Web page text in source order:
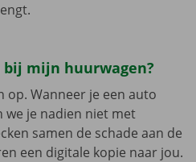
mijn huurwagen?
op. Wanneer je een auto
we je nadien niet met
samen de schade aan de
een digitale kopie naar jou.